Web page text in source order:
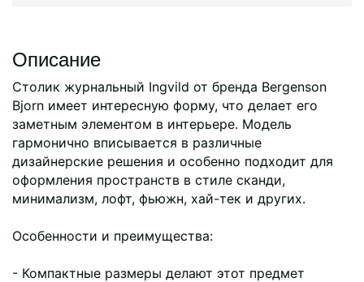
Описание
Столик журнальный Ingvild от бренда Bergenson
Bjorn имеет интересную форму, что делает его
заметным элементом в интерьере. Модель
гармонично вписывается в различные
дизайнерские решения и особенно подходит для
оформления пространств в стиле сканди,
минимализм, лофт, фьюжн, хай-тек и других.
Особенности и преимущества:
- Компактные размеры делают этот предмет